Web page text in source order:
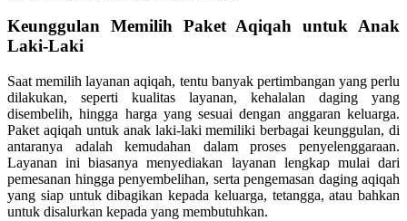
Keunggulan Memilih Paket Aqiqah untuk Anak
Laki-Laki
Saat memilih layanan aqiqah, tentu banyak pertimbangan yang perlu
dilakukan, seperti kualitas layanan, kehalalan daging yang
disembelih, hingga harga yang sesuai dengan anggaran keluarga.
Paket aqiqah untuk anak laki-laki memiliki berbagai keunggulan, di
antaranya adalah kemudahan dalam proses penyelenggaraan.
Layanan ini biasanya menyediakan layanan lengkap mulai dari
pemesanan hingga penyembelihan, serta pengemasan daging aqiqah
yang siap untuk dibagikan kepada keluarga, tetangga, atau bahkan
untuk disalurkan kepada yang membutuhkan.